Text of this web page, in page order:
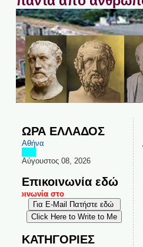
ΩΡΑ ΕΛΛΑΔΟΣ
Αθήνα
Αύγουστος 08, 2026
Επικοινωνία εδώ
στο
ΚΑΤΗΓΟΡΙΕΣ